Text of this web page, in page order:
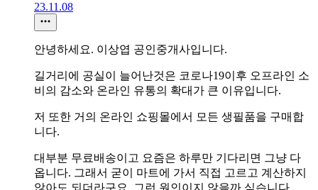
23.11.08
안녕하세요. 이상엽 공인중개사입니다.
길거리에 공실이 늘어난것은 코로나19이후 오프라인 소
비의 감소와 온라인 유통의 확대가 큰 이유입니다.
저 또한 거의 온라인 쇼핑몰에서 모든 생필품을 구매합
니다.
대부분 무료배송이고 요즘은 하루만 기다리면 그냥 다
옵니다. 그래서 굳이 마트에 가서 직접 고르고 계산하지